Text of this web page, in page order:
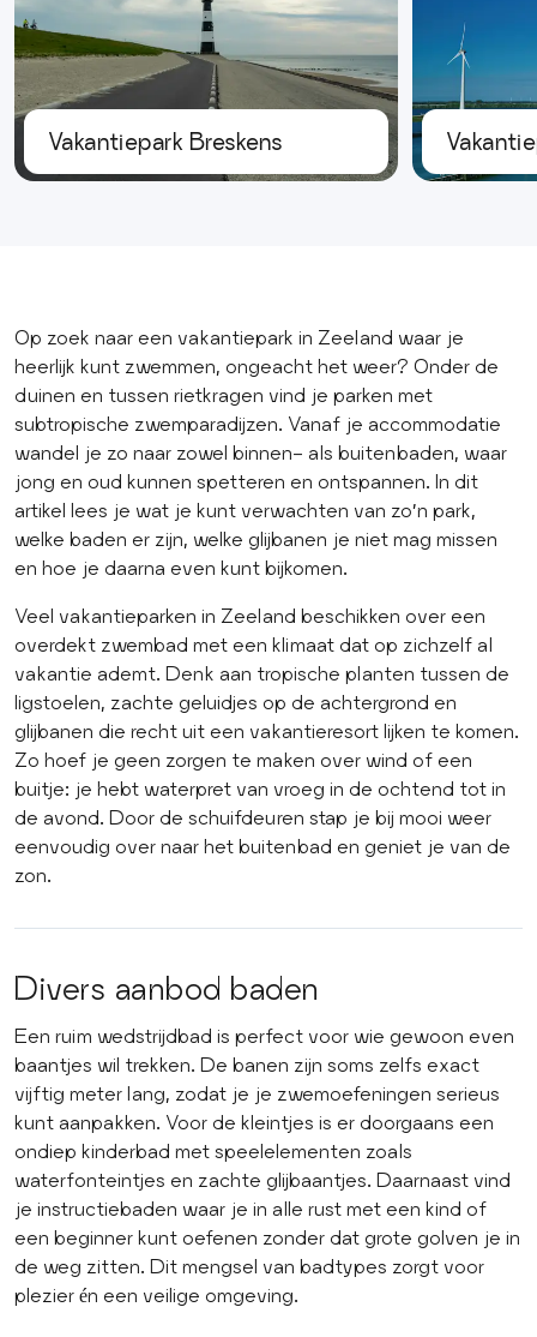
Vakantiepark Breskens
Op zoek naar een vakantiepark in Zeeland waar je
heerlijk kunt zwemmen, ongeacht het weer? Onder de
duinen en tussen rietkragen vind je parken met
subtropische zwemparadijzen. Vanaf je accommodatie
wandel je zo naar zowel binnen- als buitenbaden, waar
jong en oud kunnen spetteren en ontspannen. In dit
artikel lees je wat je kunt verwachten van zo’n park,
welke baden er zijn, welke glijbanen je niet mag missen
en hoe je daarna even kunt bijkomen.
Veel vakantieparken in Zeeland beschikken over een
overdekt zwembad met een klimaat dat op zichzelf al
vakantie ademt. Denk aan tropische planten tussen de
ligstoelen, zachte geluidjes op de achtergrond en
glijbanen die recht uit een vakantieresort lijken te komen.
Zo hoef je geen zorgen te maken over wind of een
buitje: je hebt waterpret van vroeg in de ochtend tot in
de avond. Door de schuifdeuren stap je bij mooi weer
eenvoudig over naar het buitenbad en geniet je van de
zon.
Divers aanbod baden
Een ruim wedstrijdbad is perfect voor wie gewoon even
baantjes wil trekken. De banen zijn soms zelfs exact
vijftig meter lang, zodat je je zwemoefeningen serieus
kunt aanpakken. Voor de kleintjes is er doorgaans een
ondiep kinderbad met speelelementen zoals
waterfonteintjes en zachte glijbaantjes. Daarnaast vind
je instructiebaden waar je in alle rust met een kind of
een beginner kunt oefenen zonder dat grote golven je in
de weg zitten. Dit mengsel van badtypes zorgt voor
plezier én een veilige omgeving.